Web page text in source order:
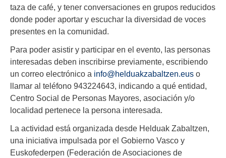
taza de café, y tener conversaciones en grupos reducidos
donde poder aportar y escuchar la diversidad de voces
presentes en la comunidad.
Para poder asistir y participar en el evento, las personas
interesadas deben inscribirse previamente, escribiendo
un correo electrónico a info@helduakzabaltzen.eus o
llamar al teléfono 943224643, indicando a qué entidad,
Centro Social de Personas Mayores, asociación y/o
localidad pertenece la persona interesada.
La actividad está organizada desde Helduak Zabaltzen,
una iniciativa impulsada por el Gobierno Vasco y
Euskofederpen (Federación de Asociaciones de